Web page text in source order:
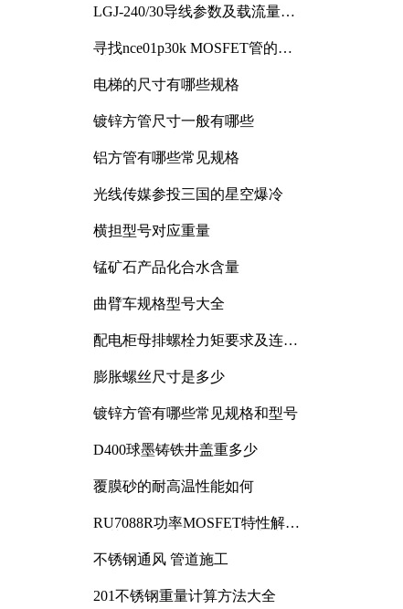
LGJ-240/30导线参数及载流量解
寻找nce01p30k MOSFET管的合
电梯的尺寸有哪些规格
镀锌方管尺寸一般有哪些
铝方管有哪些常见规格
光线传媒参投三国的星空爆冷
横担型号对应重量
锰矿石产品化合水含量
曲臂车规格型号大全
配电柜母排螺栓力矩要求及连接
膨胀螺丝尺寸是多少
镀锌方管有哪些常见规格和型号
D400球墨铸铁井盖重多少
覆膜砂的耐高温性能如何
RU7088R功率MOSFET特性解析
不锈钢通风 管道施工
201不锈钢重量计算方法大全